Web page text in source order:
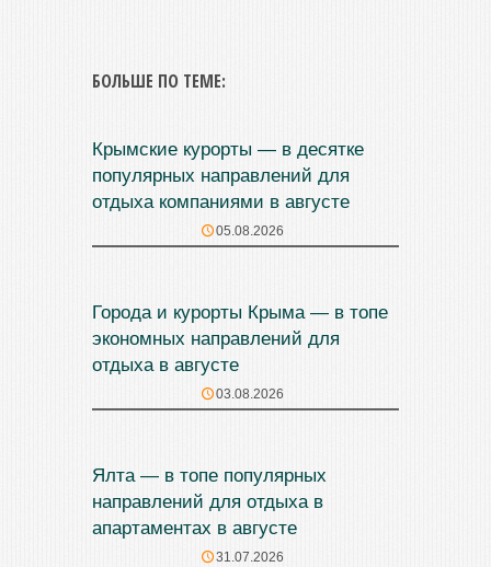
БОЛЬШЕ ПО ТЕМЕ:
Крымские курорты — в десятке
популярных направлений для
отдыха компаниями в августе
05.08.2026
Города и курорты Крыма — в топе
экономных направлений для
отдыха в августе
03.08.2026
Ялта — в топе популярных
направлений для отдыха в
апартаментах в августе
31.07.2026